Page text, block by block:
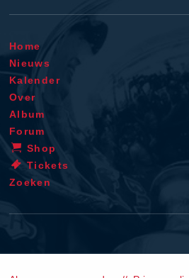
Home
Nieuws
Kalender
Over
Album
Forum
Shop
Tickets
Zoeken